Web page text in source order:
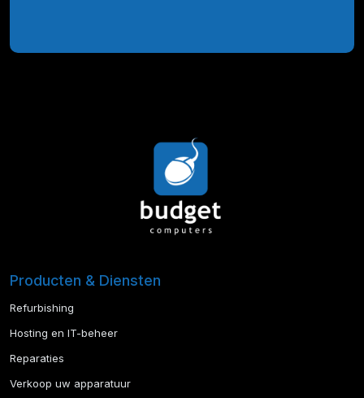
Producten & Diensten
Refurbishing
Hosting en IT-beheer
Reparaties
Verkoop uw apparatuur